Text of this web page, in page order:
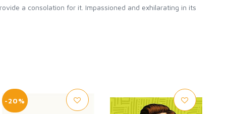
a consolation for it. Impassioned and exhilarating in its
-20%